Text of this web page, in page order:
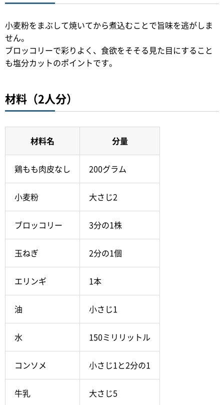
小麦粉をまぶして焼いてから煮込むことで旨味を逃がしま
せん。
ブロッコリーで彩りよく、食欲をそそる見た目にすること
も塩分カットのポイントです。
材料（2人分）
材料名 分量
鶏もも肉皮なし 200グラム
小麦粉 大さじ2
ブロッコリー 3分の1株
玉ねぎ 2分の1個
エリンギ 1本
油 小さじ1
水 150ミリリットル
コンソメ 小さじ1と2分の1
牛乳 大さじ5